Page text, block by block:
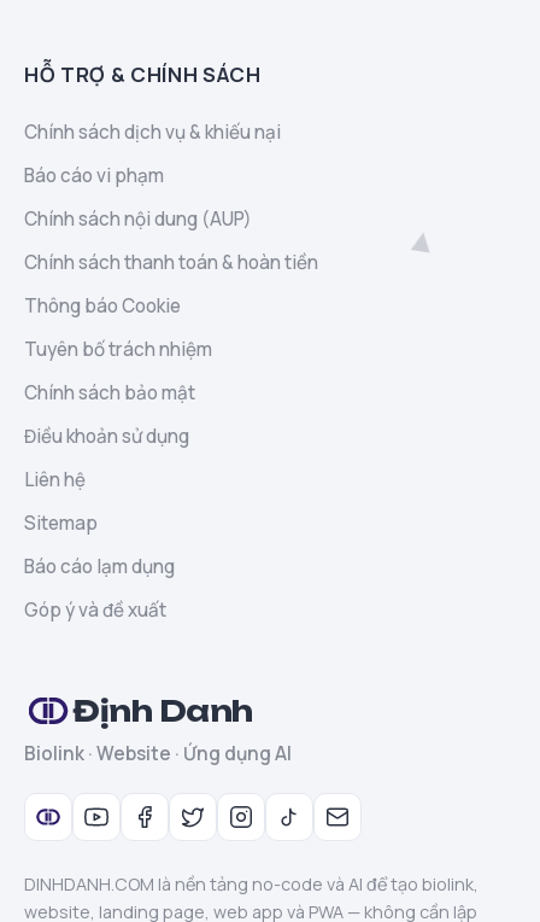
HỖ TRỢ & CHÍNH SÁCH
Chính sách dịch vụ & khiếu nại
Báo cáo vi phạm
Chính sách nội dung (AUP)
Chính sách thanh toán & hoàn tiền
Thông báo Cookie
Tuyên bố trách nhiệm
Chính sách bảo mật
Điều khoản sử dụng
Liên hệ
Sitemap
Báo cáo lạm dụng
Góp ý và đề xuất
Định Danh
Biolink · Website · Ứng dụng AI
DINHDANH.COM là nền tảng no-code và AI để tạo biolink,
website, landing page, web app và PWA — không cần lập